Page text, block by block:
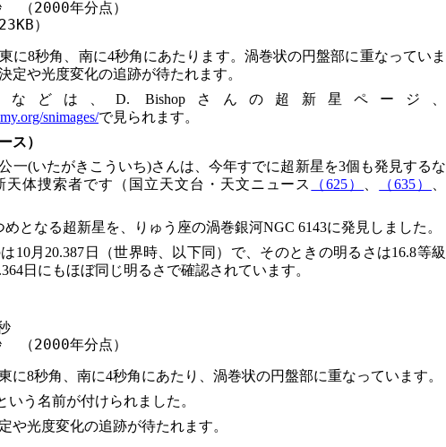
23KB）
に8秒角、南に4秒角にあたります。渦巻状の円盤部に重なっていま
定や光度変化の追跡が待たれます。
どは、D. Bishopさんの超新星ページ、
snimages/で見られます。
ス）
一(いたがきこういち)さんは、今年すでに超新星を3個も発見するな
天体捜索者です（国立天文台・天文ニュース
（625） （635）
となる超新星を、りゅう座の渦巻銀河NGC 6143に発見しました。
10月20.387日（世界時、以下同）で、そのときの明るさは16.8等級
日にもほぼ同じ明るさで確認されています。
（2000年分点）
に8秒角、南に4秒角にあたり、渦巻状の円盤部に重なっています。
いう名前が付けられました。
や光度変化の追跡が待たれます。